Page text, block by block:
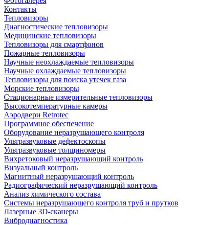
Контакты
Тепловизоры
Диагностические тепловизоры
Медицинские тепловизоры
Тепловизоры для смартфонов
Пожарные тепловизоры
Научные неохлаждаемые тепловизоры
Научные охлаждаемые тепловизоры
Тепловизоры для поиска утечек газа
Морские тепловизоры
Стационарные измерительные тепловизоры
Высокотемпературные камеры
Аэродвери Retrotec
Программное обеспечение
Оборудование неразрушающего контроля
Ультразвуковые дефектоскопы
Ультразвуковые толщиномеры
Вихретоковый неразрушающий контроль
Визуальный контроль
Магнитный неразрушающий контроль
Радиографический неразрушающий контроль
Анализ химического состава
Системы неразрушающего контроля труб и прутков
Лазерные 3D-сканеры
Вибродиагностика